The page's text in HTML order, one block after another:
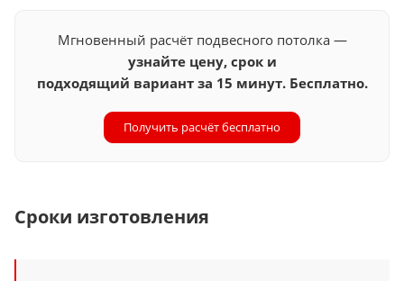
Мгновенный расчёт подвесного потолка —
узнайте цену, срок и
подходящий вариант за 15 минут. Бесплатно.
Получить расчёт бесплатно
Сроки изготовления